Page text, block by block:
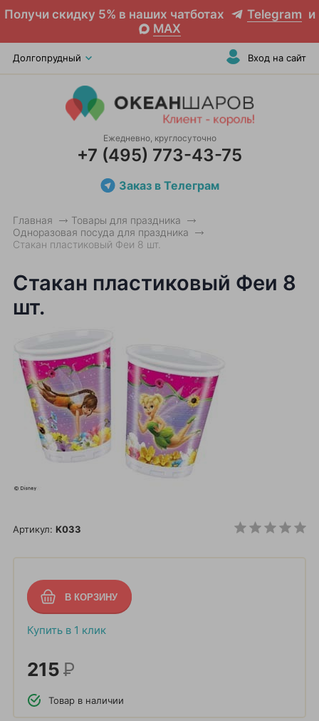
Получи скидку 5% в наших чатботах Telegram и
MAX
Долгопрудный Вход на сайт
Ежедневно, круглосуточно
+7 (495) 773-43-75
Заказ в Телеграм
Главная
Товары для праздника
Одноразовая посуда для праздника
Стакан пластиковый Феи 8 шт.
Стакан пластиковый Феи 8
шт.
Артикул: K033
Купить в 1 клик
215Р
Товар в наличии